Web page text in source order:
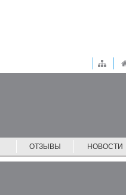
ОТЗЫВЫ НОВОСТИ